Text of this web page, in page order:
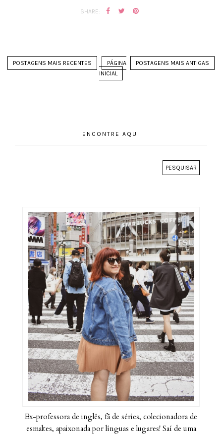
SHARE:
POSTAGENS MAIS RECENTES POSTAGENS MAIS ANTIGAS
PÁGINA
INICIAL
ENCONTRE AQUI
Ex-professora de inglês, fã de séries, colecionadora de
esmaltes, apaixonada por línguas e lugares! Saí de uma